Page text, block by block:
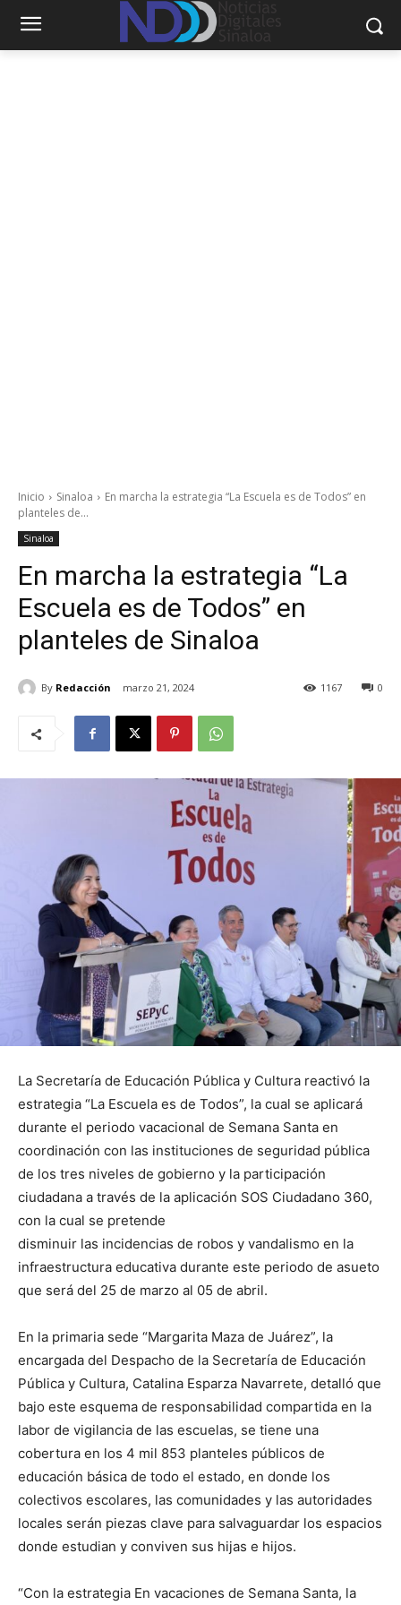
Inicio Sinaloa
En marcha la estrategia “La Escuela es de Todos” en
planteles de...
Sinaloa
En marcha la estrategia “La
Escuela es de Todos” en
planteles de Sinaloa
By Redacción marzo 21, 2024 0
1167
La Secretaría de Educación Pública y Cultura reactivó la
estrategia “La Escuela es de Todos”, la cual se aplicará
durante el periodo vacacional de Semana Santa en
coordinación con las instituciones de seguridad pública
de los tres niveles de gobierno y la participación
ciudadana a través de la aplicación SOS Ciudadano 360,
con la cual se pretende
disminuir las incidencias de robos y vandalismo en la
infraestructura educativa durante este periodo de asueto
que será del 25 de marzo al 05 de abril.
En la primaria sede “Margarita Maza de Juárez”, la
encargada del Despacho de la Secretaría de Educación
Pública y Cultura, Catalina Esparza Navarrete, detalló que
bajo este esquema de responsabilidad compartida en la
labor de vigilancia de las escuelas, se tiene una
cobertura en los 4 mil 853 planteles públicos de
educación básica de todo el estado, en donde los
colectivos escolares, las comunidades y las autoridades
locales serán piezas clave para salvaguardar los espacios
donde estudian y conviven sus hijas e hijos.
“Con la estrategia En vacaciones de Semana Santa, la